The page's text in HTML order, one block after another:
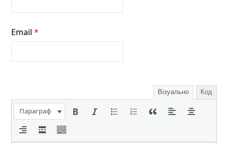
Email*
Візуально Код
Параграф